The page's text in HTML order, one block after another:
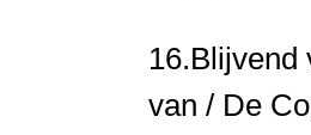
16.Blijvend
van / De